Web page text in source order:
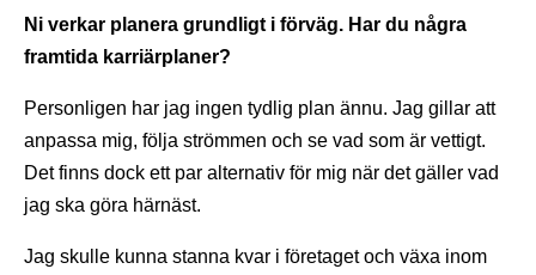
Ni verkar planera grundligt i förväg. Har du några
framtida karriärplaner?
Personligen har jag ingen tydlig plan ännu. Jag gillar att
anpassa mig, följa strömmen och se vad som är vettigt.
Det finns dock ett par alternativ för mig när det gäller vad
jag ska göra härnäst.
Jag skulle kunna stanna kvar i företaget och växa inom